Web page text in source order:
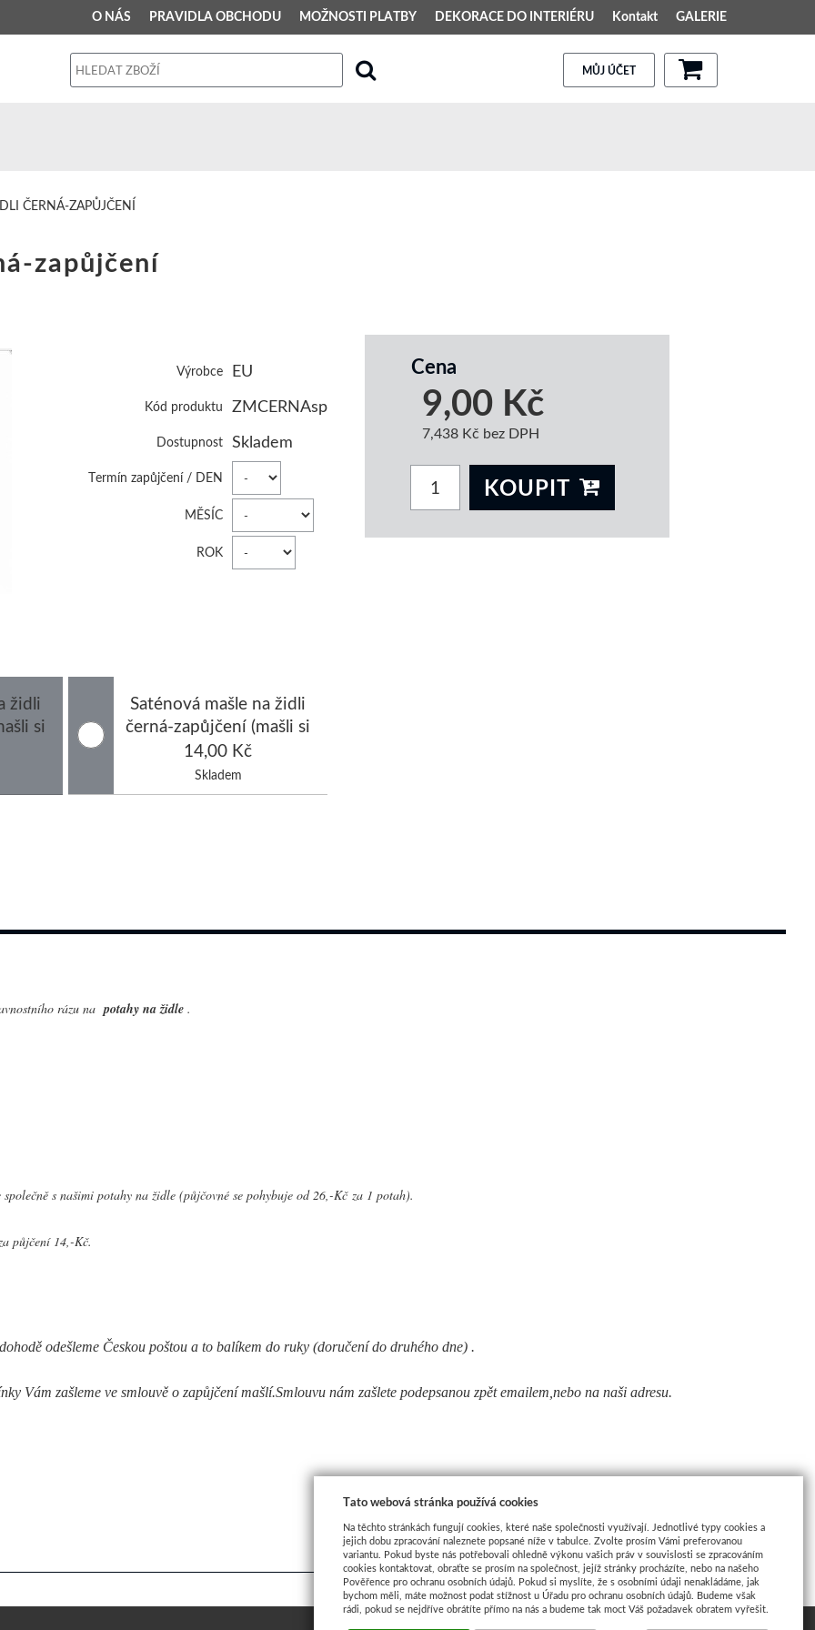
O NÁS PRAVIDLA OBCHODU
PRAVIDLA OBCHODU
MOŽNOSTI PLATBY DEKORACE DO INTERIÉRU Kontakt GALERIE
MŮJ ÚČET
ČERNÁ-ZAPŮJČENÍ
zapůjčení
Výrobce EU
Kód produktu ZMCERNAsp
Dostupnost Skladem
Termín zapůjčení / DEN
MĚSÍC
ROK
Cena
9,00 Kč
7,438 Kč bez DPH
KOUPIT
židli
si
na
Saténová mašle na židli
černá-zapůjčení (mašli si
půjčuji bez potahu na
židli)
14,00 Kč
Skladem
rázu na potahy na židle .
s našimi potahy na židle (půjčovné se pohybuje od 26,-Kč za 1 potah).
půjčení 14,-Kč.
odešleme Českou poštou a to balíkem do ruky (doručení do druhého dne) .
Vám zašleme ve smlouvě o zapůjčení mašlí.Smlouvu nám zašlete podepsanou zpět emailem,nebo na naši adresu.
Tato webová stránka používá cookies
Na těchto stránkách fungují cookies, které naše společnosti využívají. Jednotlivé typy cookies a
jejich dobu zpracování naleznete popsané níže v tabulce. Zvolte prosím Vámi preferovanou
variantu. Pokud byste nás potřebovali ohledně výkonu vašich práv v souvislosti se zpracováním
cookies kontaktovat, obraťte se prosím na společnost, jejíž stránky procházíte, nebo na našeho
Pověřence pro ochranu osobních údajů. Pokud si myslíte, že s osobními údaji nenakládáme, jak
bychom měli, máte možnost podat stížnost u Úřadu pro ochranu osobních údajů. Budeme však
rádi, pokud se nejdříve obrátíte přímo na nás a budeme tak moct Váš požadavek obratem vyřešit.